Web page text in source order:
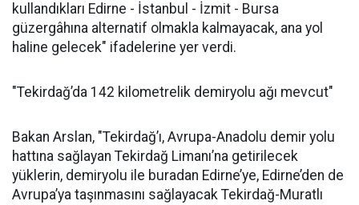
kullandıkları Edirne - İstanbul - İzmit - Bursa
güzergâhına alternatif olmakla kalmayacak, ana yol
haline gelecek" ifadelerine yer verdi.
"Tekirdağ’da 142 kilometrelik demiryolu ağı mevcut"
Bakan Arslan, "Tekirdağ’ı, Avrupa-Anadolu demir yolu
hattına sağlayan Tekirdağ Limanı’na getirilecek
yüklerin, demiryolu ile buradan Edirne’ye, Edirne’den de
Avrupa’ya taşınmasını sağlayacak Tekirdağ-Muratlı